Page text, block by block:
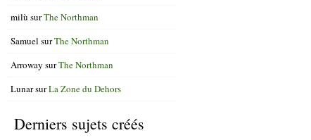
milù surThe Northman
Samuel surThe Northman
Arroway surThe Northman
LunarsurLa Zone du Dehors
Derniers sujets créés